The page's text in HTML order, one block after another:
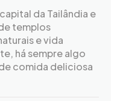
da Tailândia e
templos
e vida
há sempre algo
comida deliciosa